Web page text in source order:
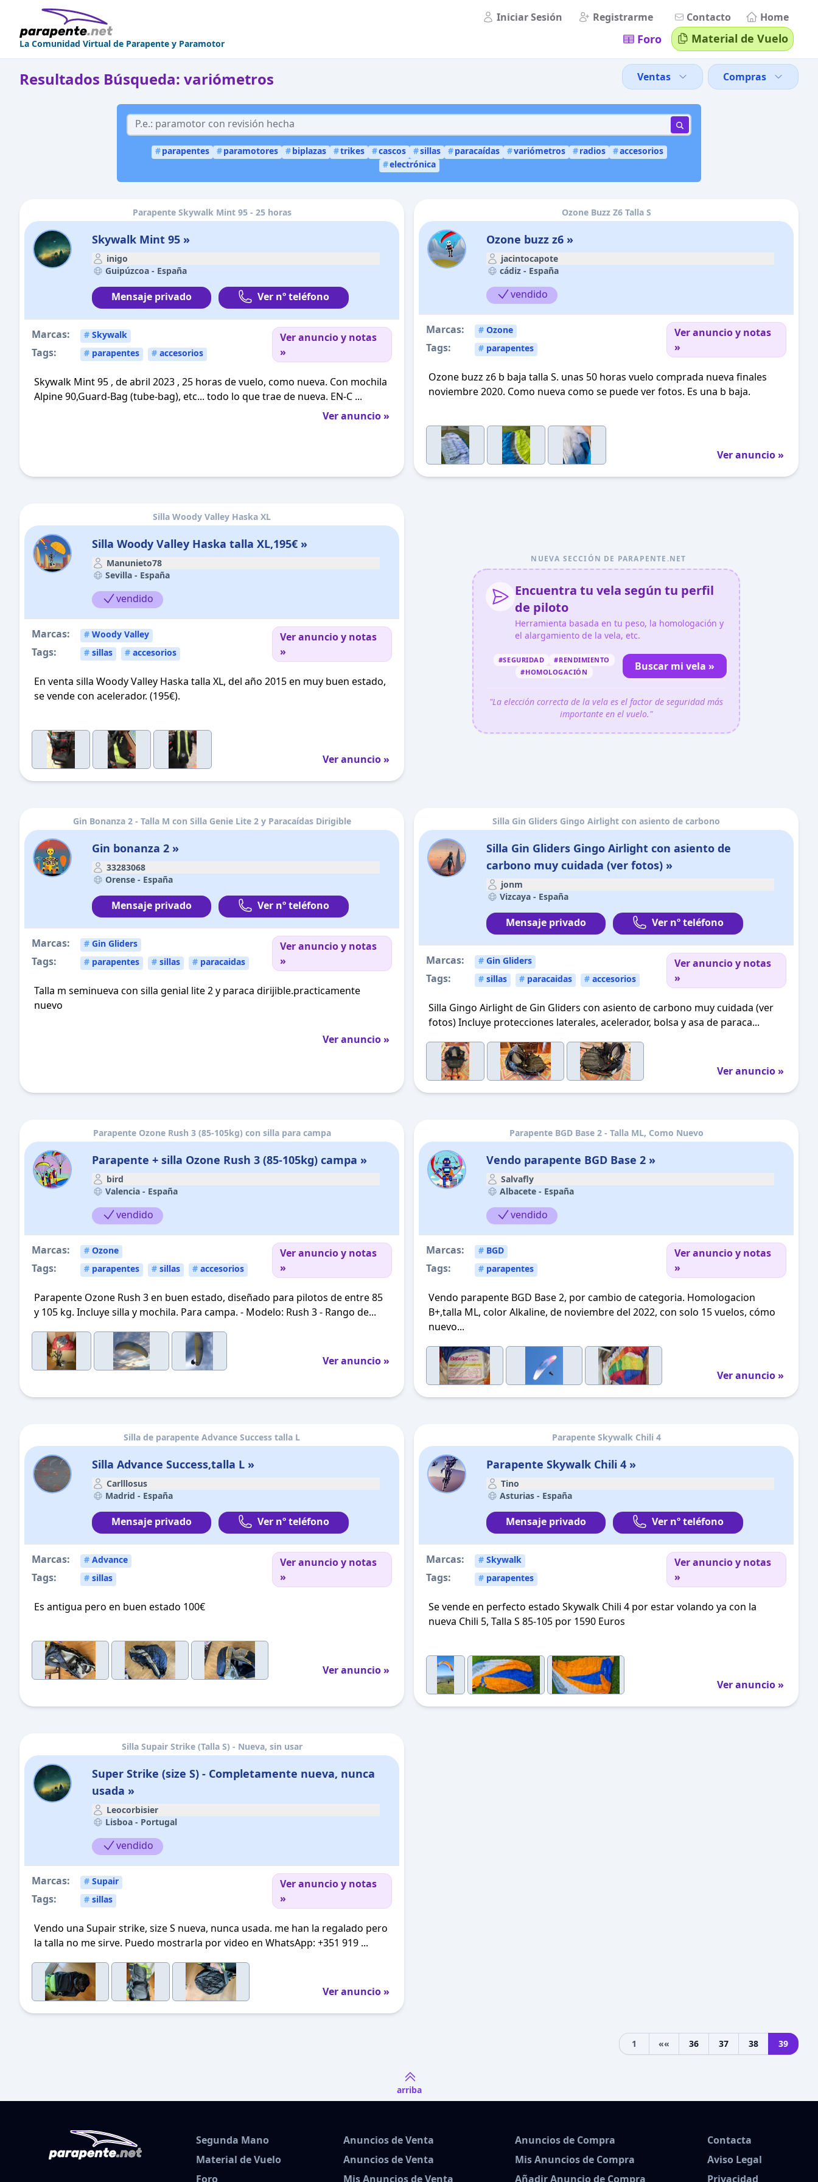
La Comunidad Virtual de Parapente y Paramotor
Iniciar Sesión Registrarme Contacto Home
Foro Material de Vuelo
Resultados Búsqueda: variómetros Ventas Compras
#parapentes #paramotores #biplazas #trikes #cascos #sillas #paracaídas #variómetros #radios #accesorios
#electrónica
Parapente Skywalk Mint 95 - 25 horas
Skywalk Mint 95 »
inigo
Guipúzcoa - España
Mensaje privado Ver nº teléfono
Marcas: #Skywalk
Tags: #parapentes #accesorios
Ver anuncio y notas
»
Skywalk Mint 95 , de abril 2023 , 25 horas de vuelo, como nueva. Con mochila
Alpine 90,Guard-Bag (tube-bag), etc... todo lo que trae de nueva. EN-C ...
Ver anuncio »
Ozone Buzz Z6 Talla S
Ozone buzz z6 »
jacintocapote
cádiz - España
vendido
Marcas: #Ozone
Tags: #parapentes
Ver anuncio y notas
»
Ozone buzz z6 b baja talla S. unas 50 horas vuelo comprada nueva finales
noviembre 2020. Como nueva como se puede ver fotos. Es una b baja.
Ver anuncio »
Silla Woody Valley Haska XL
Silla Woody Valley Haska talla XL,195€ »
Manunieto78
Sevilla - España
vendido
Marcas: #Woody Valley
Tags: #sillas #accesorios
Ver anuncio y notas
»
En venta silla Woody Valley Haska talla XL, del año 2015 en muy buen estado,
se vende con acelerador. (195€).
Ver anuncio »
NUEVA SECCIÓN DE PARAPENTE.NET
Encuentra tu vela según tu perfil
de piloto
Herramienta basada en tu peso, la homologación y
el alargamiento de la vela, etc.
#SEGURIDAD
#RENDIMIENTO
#HOMOLOGACIÓN
Buscar mi vela »
"La elección correcta de la vela es el factor de seguridad más
importante en el vuelo."
Gin Bonanza 2 - Talla M con Silla Genie Lite 2 y Paracaídas Dirigible
Gin bonanza 2 »
33283068
Orense - España
Mensaje privado Ver nº teléfono
Marcas: #Gin Gliders
Tags: #parapentes #sillas #paracaidas
Ver anuncio y notas
»
Talla m seminueva con silla genial lite 2 y paraca dirijible.practicamente
nuevo
Ver anuncio »
Silla Gin Gliders Gingo Airlight con asiento de carbono
Silla Gin Gliders Gingo Airlight con asiento de
carbono muy cuidada (ver fotos) »
jonm
Vizcaya - España
Mensaje privado Ver nº teléfono
Marcas: #Gin Gliders
Tags: #sillas #paracaidas #accesorios
Ver anuncio y notas
»
Silla Gingo Airlight de Gin Gliders con asiento de carbono muy cuidada (ver
fotos) Incluye protecciones laterales, acelerador, bolsa y asa de paraca...
Ver anuncio »
Parapente Ozone Rush 3 (85-105kg) con silla para campa
Parapente + silla Ozone Rush 3 (85-105kg) campa »
bird
Valencia - España
vendido
Marcas: #Ozone
Tags: #parapentes #sillas #accesorios
Ver anuncio y notas
»
Parapente Ozone Rush 3 en buen estado, diseñado para pilotos de entre 85
y 105 kg. Incluye silla y mochila. Para campa. - Modelo: Rush 3 - Rango de...
Ver anuncio »
Parapente BGD Base 2 - Talla ML, Como Nuevo
Vendo parapente BGD Base 2 »
Salvafly
Albacete - España
vendido
Marcas: #BGD
Tags: #parapentes
Ver anuncio y notas
»
Vendo parapente BGD Base 2, por cambio de categoria. Homologacion
B+,talla ML, color Alkaline, de noviembre del 2022, con solo 15 vuelos, cómo
nuevo...
Ver anuncio »
Silla de parapente Advance Success talla L
Silla Advance Success,talla L »
Carlllosus
Madrid - España
Mensaje privado Ver nº teléfono
Marcas: #Advance
Tags: #sillas
Ver anuncio y notas
»
Es antigua pero en buen estado 100€
Ver anuncio »
Parapente Skywalk Chili 4
Parapente Skywalk Chili 4 »
Tino
Asturias - España
Mensaje privado Ver nº teléfono
Marcas: #Skywalk
Tags: #parapentes
Ver anuncio y notas
»
Se vende en perfecto estado Skywalk Chili 4 por estar volando ya con la
nueva Chili 5, Talla S 85-105 por 1590 Euros
Ver anuncio »
Silla Supair Strike (Talla S) - Nueva, sin usar
Super Strike (size S) - Completamente nueva, nunca
usada »
Leocorbisier
Lisboa - Portugal
vendido
Marcas: #Supair
Tags: #sillas
Ver anuncio y notas
»
Vendo una Supair strike, size S nueva, nunca usada. me han la regalado pero
la talla no me sirve. Puedo mostrarla por video en WhatsApp: +351 919 ...
Ver anuncio »
1 Previous
«« 36 37 38 39
arriba
Segunda Mano
Material de Vuelo
Foro
Anuncios de Venta
Anuncios de Venta
Mis Anuncios de Venta
Anuncios de Compra
Mis Anuncios de Compra
Añadir Anuncio de Compra
Contacta
Aviso Legal
Privacidad